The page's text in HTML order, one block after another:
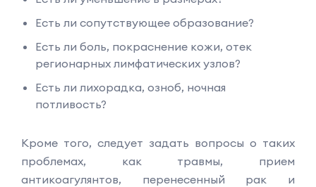
Есть ли сопутствующее образование?
Есть ли боль, покраснение кожи, отек
регионарных лимфатических узлов?
Есть ли лихорадка, озноб, ночная
потливость?
Кроме того, следует задать вопросы о таких
проблемах, как травмы, прием
антикоагулянтов, перенесенный рак и